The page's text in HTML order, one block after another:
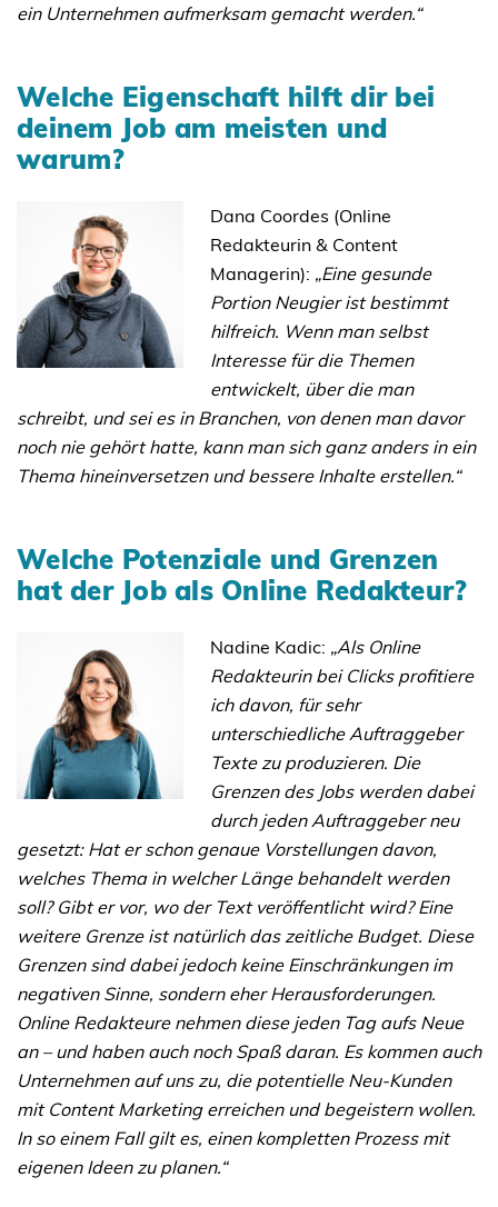
ein Unternehmen aufmerksam gemacht werden.“
Welche Eigenschaft hilft dir bei
deinem Job am meisten und
warum?
Dana Coordes (Online
Redakteurin & Content
Managerin): „Eine gesunde
Portion Neugier ist bestimmt
hilfreich. Wenn man selbst
Interesse für die Themen
entwickelt, über die man
schreibt, und sei es in Branchen, von denen man davor
noch nie gehört hatte, kann man sich ganz anders in ein
Thema hineinversetzen und bessere Inhalte erstellen.“
Welche Potenziale und Grenzen
hat der Job als Online Redakteur?
Nadine Kadic: „Als Online
Redakteurin bei Clicks profitiere
ich davon, für sehr
unterschiedliche Auftraggeber
Texte zu produzieren. Die
Grenzen des Jobs werden dabei
durch jeden Auftraggeber neu
gesetzt: Hat er schon genaue Vorstellungen davon,
welches Thema in welcher Länge behandelt werden
soll? Gibt er vor, wo der Text veröffentlicht wird? Eine
weitere Grenze ist natürlich das zeitliche Budget. Diese
Grenzen sind dabei jedoch keine Einschränkungen im
negativen Sinne, sondern eher Herausforderungen.
Online Redakteure nehmen diese jeden Tag aufs Neue
an – und haben auch noch Spaß daran. Es kommen auch
Unternehmen auf uns zu, die potentielle Neu-Kunden
mit Content Marketing erreichen und begeistern wollen.
In so einem Fall gilt es, einen kompletten Prozess mit
eigenen Ideen zu planen.“